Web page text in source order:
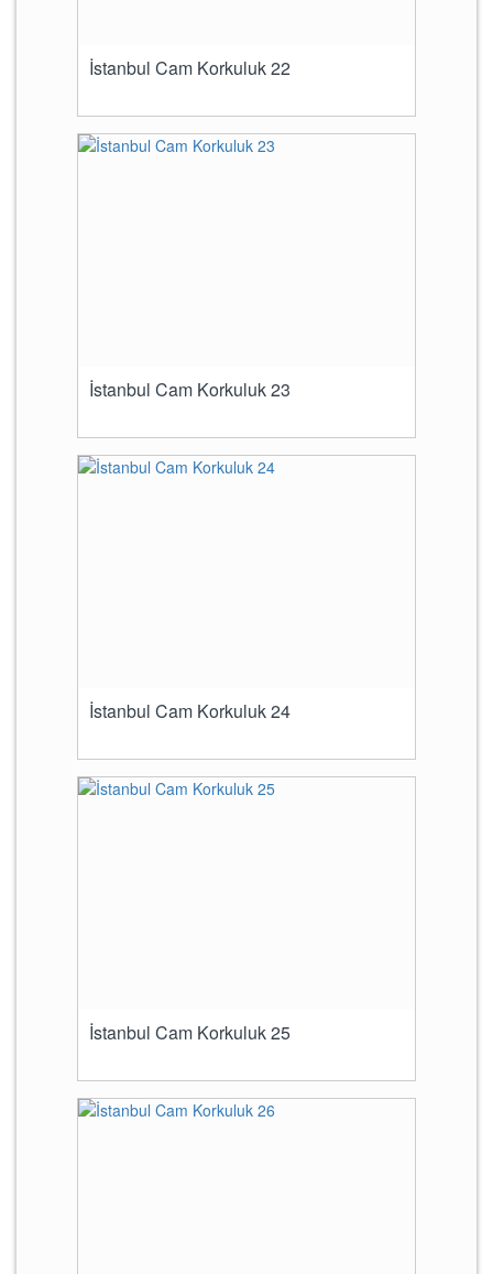
İstanbul Cam Korkuluk 22
İstanbul Cam Korkuluk 23
İstanbul Cam Korkuluk 24
İstanbul Cam Korkuluk 25